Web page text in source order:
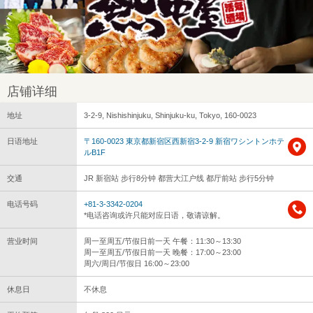
店铺详细
地址 3-2-9, Nishishinjuku, Shinjuku-ku, Tokyo, 160-0023
日语地址
〒160-0023 東京都新宿区西新宿3-2-9 新宿ワシントンホテ
ルB1F
交通 JR 新宿站 步行8分钟 都营大江户线 都厅前站 步行5分钟
电话号码
+81-3-3342-0204
*电话咨询或许只能对应日语，敬请谅解。
营业时间
周一至周五/节假日前一天 午餐：11:30～13:30
周一至周五/节假日前一天 晚餐：17:00～23:00
周六/周日/节假日 16:00～23:00
休息日 不休息